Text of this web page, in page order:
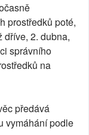
prostředků poté,
2. dubna,
správního
na
předává
vymáhání podle